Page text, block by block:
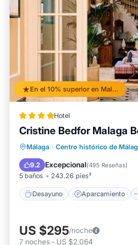
En el 10% superior en Malaga Historic Centre
Hotel
Cristine Bedfor Malaga
Málaga · Centro histórico de
9.2 Excepcional(495 Reseñas)
5 baños 243.26 pies²
Desayuno Aparcamiento
Desayuno
Balcón/Terraza
US $295/noche
7 noches - US $2,064